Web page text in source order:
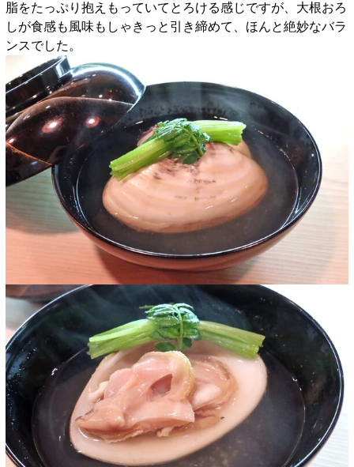
脂をたっぷり抱えもっていてとろける感じですが、大根おろ
しが食感も風味もしゃきっと引き締めて、ほんと絶妙なバラ
ンスでした。